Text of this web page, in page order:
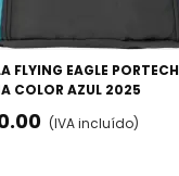
FLYING EAGLE PORTECH
COLOR AZUL 2025
(IVA incluído)